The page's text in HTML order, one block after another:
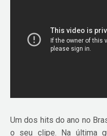
Um dos hits do ano no
o seu clipe. Na última